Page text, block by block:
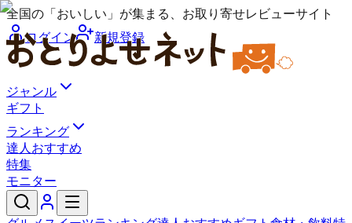
全国の「おいしい」が集まる、お取り寄せレビューサイト
ログイン
新規登録
ジャンル
ギフト
ランキング
達人おすすめ
特集
モニター